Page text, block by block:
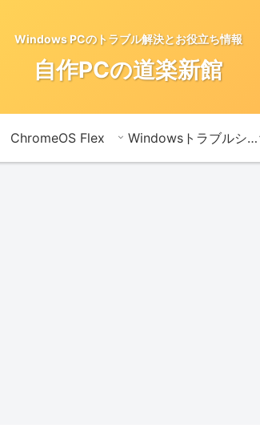
Windows PCのトラブル解決とお役立ち情報
自作PCの道楽新館
ChromeOS Flex Windowsトラブルシューティングメモ